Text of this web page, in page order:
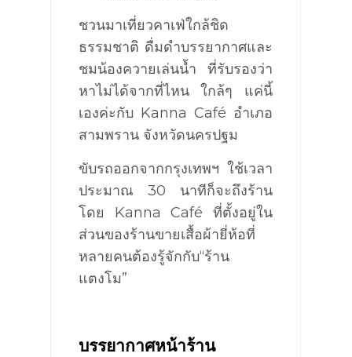
ชวนมาเที่ยวคาเฟ่ใกล้ชิด
ธรรมชาติ ดื่มดำบรรยากาศและ
ชมน้องควายเล่นน้ำ ที่รับรองว่า
หาไม่ได้จากที่ไหน ใกล้ๆ แค่นี้
เองค่ะกับ Kanna Café อำเภอ
สามพราน จังหวัดนครปฐม
ขับรถออกจากกรุงเทพฯ ใช้เวลา
ประมาณ 30 นาทีก็จะถึงร้าน
โดย Kanna Café ที่ตั้งอยู่ใน
ส่วนของร้านขายเสื้อผ้ายี่ห้อที่
หลายคนต้องรู้จักกับ“ร้าน
แตงโม”
บรรยากาศหน้าร้าน